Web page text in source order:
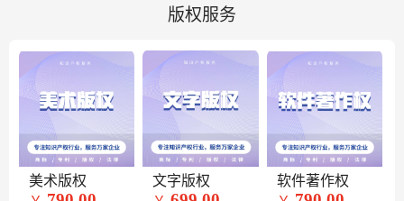
版权服务
美术版权 文字版权 软件著作权